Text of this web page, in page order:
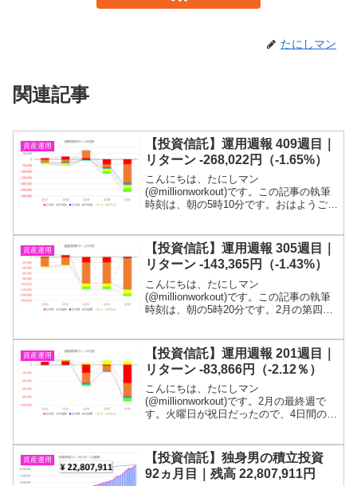
たにしマン
関連記事
資産運用
【投資信託】運用週報 409週目｜
リターン -268,022円（-1.65%）
こんにちは、たにしマン
(@millionworkout)です。この記事の執筆
時刻は、朝の5時10分です。おはようござ
程度です！目標である１億円に到達する
までは投...
資産運用
【投資信託】運用週報 305週目｜
リターン -143,365円（-1.43%）
こんにちは、たにしマン
(@millionworkout)です。この記事の執筆
時刻は、朝の5時20分です。2月の第四週
標である１億円に到達するまでは投信を
解約する...
資産運用
【投資信託】運用週報 201週目｜
リターン -83,866円（-2.12％）
こんにちは、たにしマン
(@millionworkout)です。2月の最終週で
す。火曜日が祝日だったので、4日間の記
るまでは投信を解約するつもりは無いの
で、投信残高の短期...
資産運用
【投資信託】独身男の積立投資
92ヵ月目｜残高 22,807,911円